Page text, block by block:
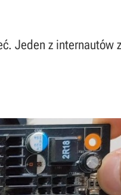
Jeden z internautów